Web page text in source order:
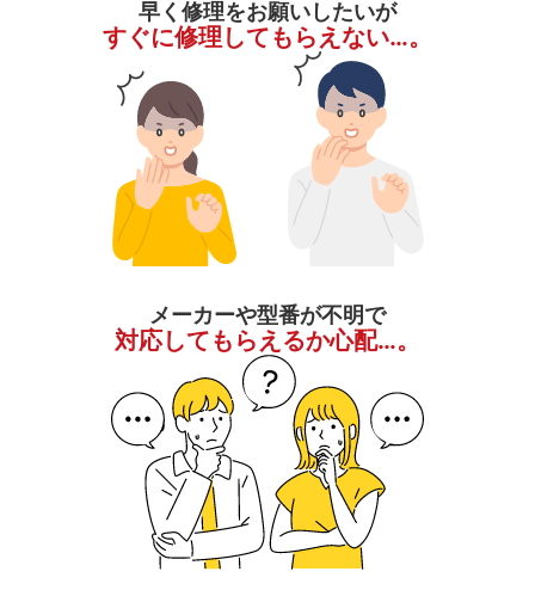
早く修理をお願いしたいが
すぐに修理してもらえない…。
メーカーや型番が不明で
対応してもらえるか心配…。